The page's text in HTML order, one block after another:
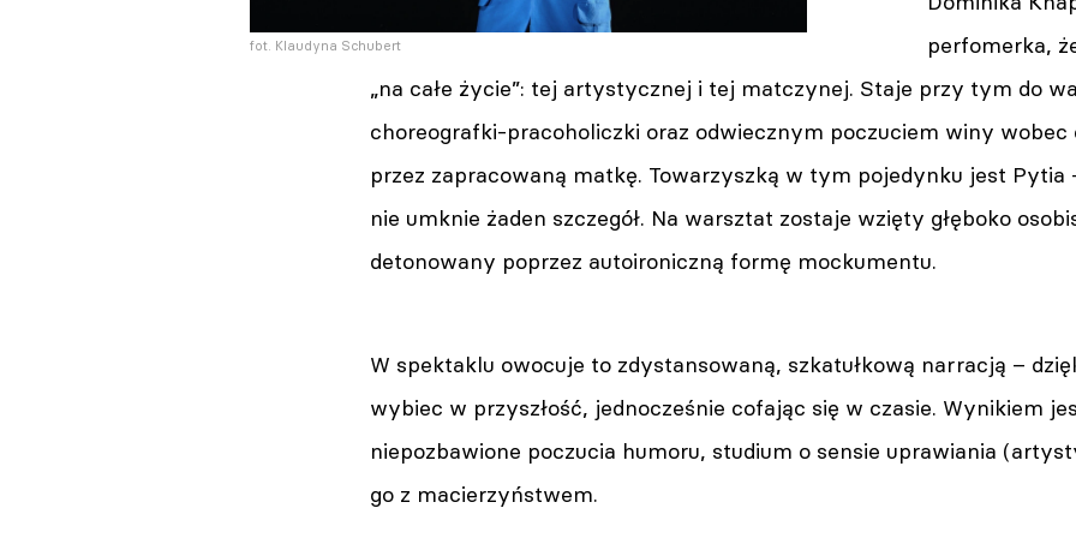
fot. Klaudyna Schubert
perfomerka,
„na całe życie”: tej artystycznej i tej matczynej. Staje przy tym do
choreografki-pracoholiczki oraz odwiecznym poczuciem winy
przez zapracowaną matkę. Towarzyszką w tym pojedynku jest
nie umknie żaden szczegół. Na warsztat zostaje wzięty głęboko
detonowany poprzez autoironiczną formę mockumentu.
W spektaklu owocuje to zdystansowaną, szkatułkową narracją –
wybiec w przyszłość, jednocześnie cofając się w czasie. Wynikiem
niepozbawione poczucia humoru, studium o sensie uprawiania
go z macierzyństwem.